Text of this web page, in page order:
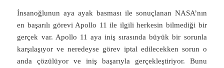
İnsanoğlunun aya ayak basması ile sonuçlanan NASA’nın
en başarılı görevi Apollo 11 ile ilgili herkesin bilmediği bir
gerçek var. Apollo 11 aya iniş sırasında büyük bir sorunla
karşılaşıyor ve neredeyse görev iptal edilecekken sorun o
anda çözülüyor ve iniş başarıyla gerçekleştiriyor. Bunu